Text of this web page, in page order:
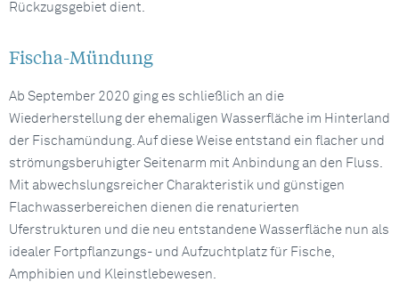
Rückzugsgebiet dient.
Fischa-Mündung
Ab September 2020 ging es schließlich an die
Wiederherstellung der ehemaligen Wasserfläche im Hinterland
der Fischamündung. Auf diese Weise entstand ein flacher und
strömungsberuhigter Seitenarm mit Anbindung an den Fluss.
Mit abwechslungsreicher Charakteristik und günstigen
Flachwasserbereichen dienen die renaturierten
Uferstrukturen und die neu entstandene Wasserfläche nun als
idealer Fortpflanzungs- und Aufzuchtplatz für Fische,
Amphibien und Kleinstlebewesen.